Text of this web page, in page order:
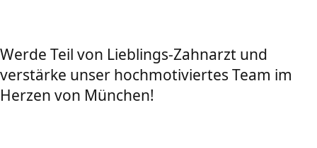
Werde Teil von Lieblings-Zahnarzt und
verstärke unser hochmotiviertes Team im
Herzen von München!